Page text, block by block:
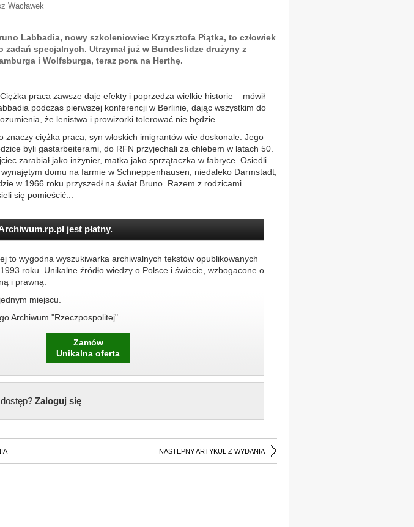
Wacławek
Labbadia, nowy szkoleniowiec Krzysztofa Piątka, to człowiek
zadań specjalnych. Utrzymał już w Bundeslidze drużyny z
i Wolfsburga, teraz pora na Herthę.
praca zawsze daje efekty i poprzedza wielkie historie – mówił
podczas pierwszej konferencji w Berlinie, dając wszystkim do
że lenistwa i prowizorki tolerować nie będzie.
znaczy ciężka praca, syn włoskich imigrantów wie doskonale. Jego
byli gastarbeiterami, do RFN przyjechali za chlebem w latach 50.
zarabiał jako inżynier, matka jako sprzątaczka w fabryce. Osiedli
domu na farmie w Schneppenhausen, niedaleko Darmstadt,
w 1966 roku przyszedł na świat Bruno. Razem z rodzicami
się pomieścić...
jest płatny.
to wygodna wyszukiwarka archiwalnych tekstów opublikowanych
roku. Unikalne źródło wiedzy o Polsce i świecie, wzbogacone o
i prawną.
miejscu.
Archiwum "Rzeczpospolitej"
Zamów
Unikalna oferta
Zaloguj się
NASTĘPNY ARTYKUŁ Z WYDANIA